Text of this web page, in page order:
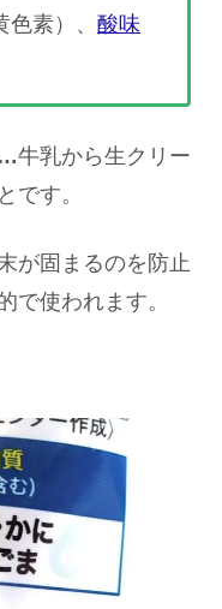
素）、 酸味
牛乳から生クリー
です。
が固まるのを防止
で使われます。